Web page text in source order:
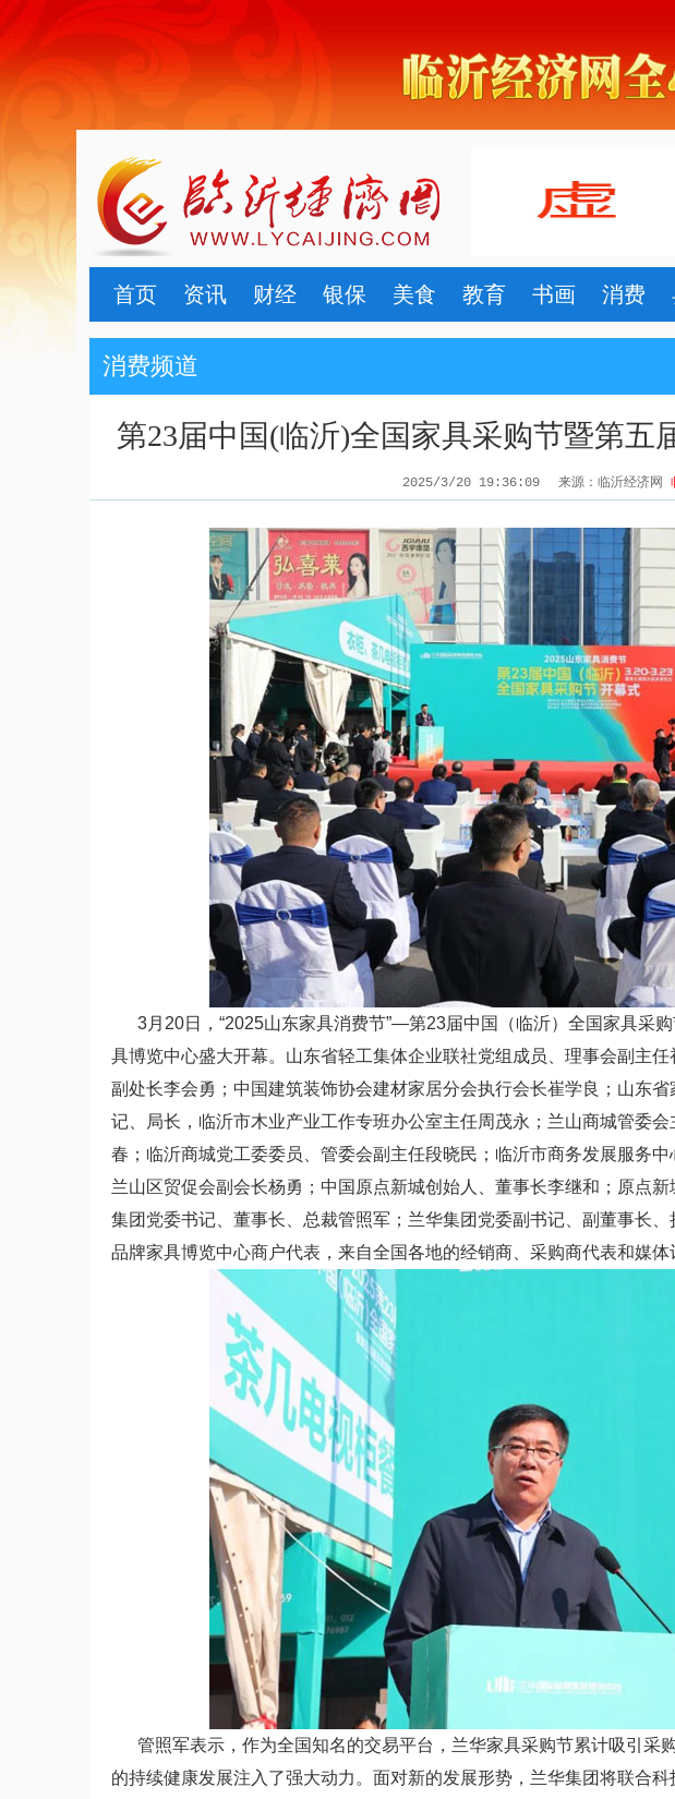
首页 资讯 财经 银保 美食 教育 书画 消费
消费频道
第23届中国(临沂)全国家具采购节暨第五
2025/3/20 19:36:09 来源：临沂经济网
3月20日，“2025山东家具消费节”—第23届中国（临沂）全国家具采
具博览中心盛大开幕。山东省轻工集体企业联社党组成员、理事会副主
副处长李会勇；中国建筑装饰协会建材家居分会执行会长崔学良；山东
记、局长，临沂市木业产业工作专班办公室主任周茂永；兰山商城管委
春；临沂商城党工委委员、管委会副主任段晓民；临沂市商务发展服务
兰山区贸促会副会长杨勇；中国原点新城创始人、董事长李继和；原点
集团党委书记、董事长、总裁管照军；兰华集团党委副书记、副董事长
品牌家具博览中心商户代表，来自全国各地的经销商、采购商代表和媒体
管照军表示，作为全国知名的交易平台，兰华家具采购节累计吸引采
的持续健康发展注入了强大动力。面对新的发展形势，兰华集团将联合